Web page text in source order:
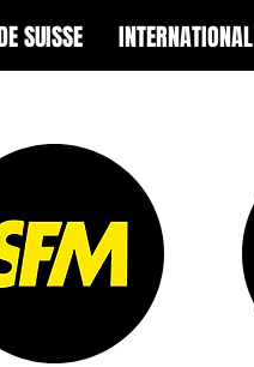
SUISSE INTERNATIONAL